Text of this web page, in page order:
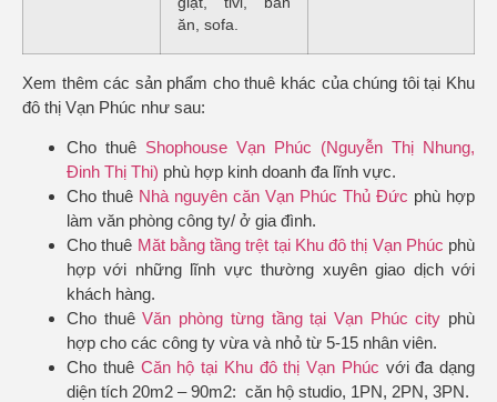
ăn, sofa.
Xem thêm các sản phẩm cho thuê khác của chúng tôi tại Khu
đô thị Vạn Phúc như sau:
Cho thuê Shophouse Vạn Phúc (Nguyễn Thị Nhung,
Đinh Thị Thi) phù hợp kinh doanh đa lĩnh vực.
Cho thuê Nhà nguyên căn Vạn Phúc Thủ Đức phù hợp
làm văn phòng công ty/ ở gia đình.
Cho thuê Măt bằng tầng trệt tại Khu đô thị Vạn Phúc phù
hợp với những lĩnh vực thường xuyên giao dịch với
khách hàng.
Cho thuêVăn phòng từng tầng tại Vạn Phúc city phù
hợp cho các công ty vừa và nhỏ từ 5-15 nhân viên.
Cho thuê Căn hộ tại Khu đô thị Vạn Phúc với đa dạng
diện tích 20m2 – 90m2: căn hộ studio, 1PN, 2PN, 3PN.